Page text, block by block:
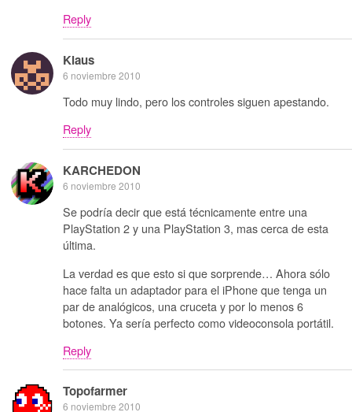
Reply
Klaus
6 noviembre 2010
Todo muy lindo, pero los controles siguen apestando.
Reply
KARCHEDON
6 noviembre 2010
Se podría decir que está técnicamente entre una
PlayStation 2 y una PlayStation 3, mas cerca de esta
última.
La verdad es que esto si que sorprende… Ahora sólo
hace falta un adaptador para el iPhone que tenga un
par de analógicos, una cruceta y por lo menos 6
botones. Ya sería perfecto como videoconsola portátil.
Reply
Topofarmer
6 noviembre 2010